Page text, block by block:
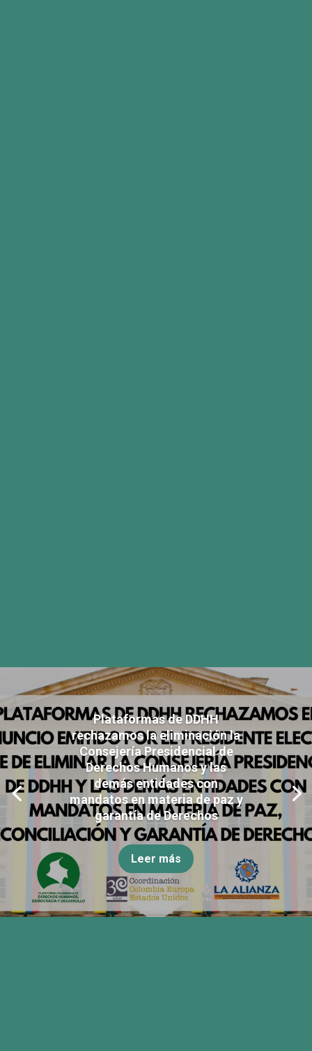
Plataformas de DDHH
rechazamos la eliminación la
Consejería Presidencial de
Derechos Humanos y las
demás entidades con
mandatos en materia de paz y
garantía de Derechos
Leer más